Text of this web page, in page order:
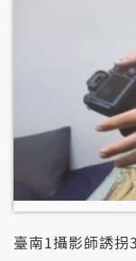
臺南1攝影師誘